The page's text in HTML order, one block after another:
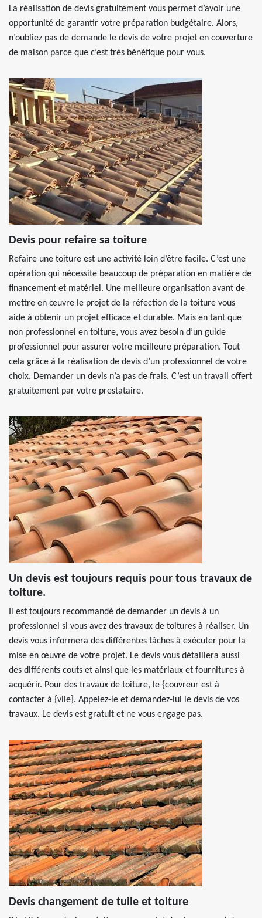
La réalisation de devis gratuitement vous permet d’avoir une
opportunité de garantir votre préparation budgétaire. Alors,
n’oubliez pas de demande le devis de votre projet en couverture
de maison parce que c’est très bénéfique pour vous.
Devis pour refaire sa toiture
Refaire une toiture est une activité loin d’être facile. C’est une
opération qui nécessite beaucoup de préparation en matière de
financement et matériel. Une meilleure organisation avant de
mettre en œuvre le projet de la réfection de la toiture vous
aide à obtenir un projet efficace et durable. Mais en tant que
non professionnel en toiture, vous avez besoin d’un guide
professionnel pour assurer votre meilleure préparation. Tout
cela grâce à la réalisation de devis d’un professionnel de votre
choix. Demander un devis n’a pas de frais. C’est un travail offert
gratuitement par votre prestataire.
Un devis est toujours requis pour tous travaux de
toiture.
Il est toujours recommandé de demander un devis à un
professionnel si vous avez des travaux de toitures à réaliser. Un
devis vous informera des différentes tâches à exécuter pour la
mise en œuvre de votre projet. Le devis vous détaillera aussi
des différents couts et ainsi que les matériaux et fournitures à
acquérir. Pour des travaux de toiture, le {couvreur est à
contacter à {vile}. Appelez-le et demandez-lui le devis de vos
travaux. Le devis est gratuit et ne vous engage pas.
Devis changement de tuile et toiture